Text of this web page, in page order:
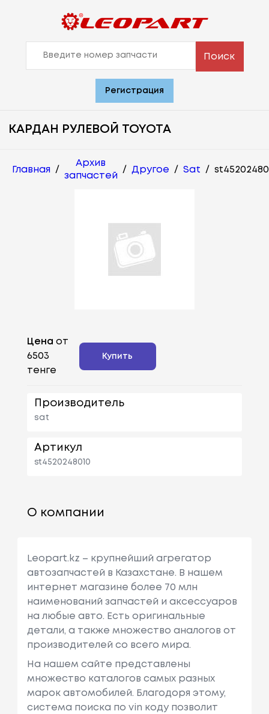
Поиск
Регистрация
КАРДАН РУЛЕВОЙ TOYOTA
Главная /
Архив
запчастей
/ Другое / Sat /
Цена от
6503
тенге
Купить
Производитель
sat
Артикул
st4520248010
О компании
Leopart.kz – крупнейший агрегатор
автозапчастей в Казахстане. В нашем
интернет магазине более 70 млн
наименований запчастей и аксессуаров
на любые авто. Есть оригинальные
детали, а также множество аналогов от
производителей со всего мира.
На нашем сайте представлены
множество каталогов самых разных
марок автомобилей. Благодоря этому,
система поиска по vin коду позволит